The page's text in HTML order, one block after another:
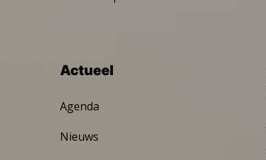
Actueel
Agenda
Nieuws